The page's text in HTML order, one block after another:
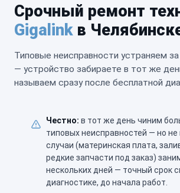
Срочный ремонт
Gigalinkв
Типовые неисправности устраняем
— устройство забираете в тот же
называем сразу после бесплатной
Честно: в тот же день чиним
типовых неисправностей — но
случаи (материнская плата,
редкие запчасти под заказ)
нескольких дней — точный срок
диагностике, до начала работ.